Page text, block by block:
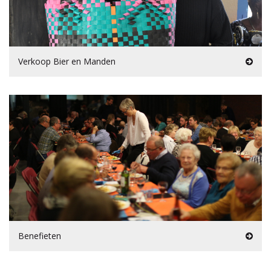
Verkoop Bier en Manden
Benefieten